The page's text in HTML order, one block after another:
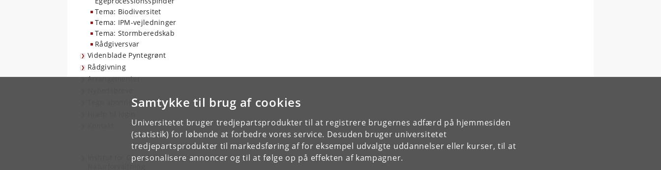
Samtykke til brug af cookies
Universitetet bruger tredjepartsprodukter til at registrere brugernes adfærd på hjemmesiden
(statistik) for løbende at forbedre vores service. Desuden bruger universitetet
tredjepartsprodukter til markedsføring af for eksempel udvalgte uddannelser eller kurser, til at
personalisere annoncer og til at følge op på effekten af kampagner.
Tema: Biodiversitet
Tema: IPM-vejledninger
Tema: Stormberedskab
Rådgiversvar
Videnblade Pyntegrønt
Rådgivning
Arrangementer
Tegn abonnement
Institut for Geovidenskab og